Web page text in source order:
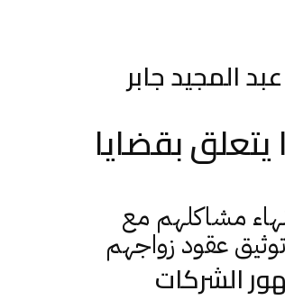
المجيد جابر
بقضايا
مشاكلهم مع
عقود زواجهم
الشركات